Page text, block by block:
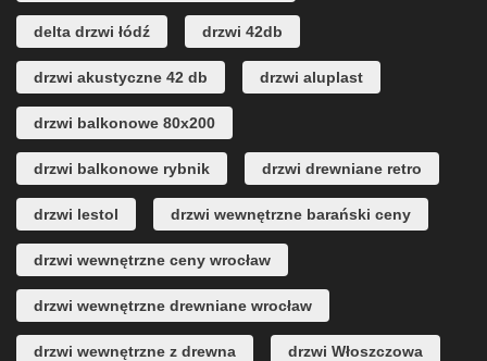
delta drzwi łódź drzwi 42db
drzwi akustyczne 42 db drzwi aluplast
drzwi balkonowe 80x200
drzwi balkonowe rybnik drzwi drewniane retro
drzwi lestol drzwi wewnętrzne barański ceny
drzwi wewnętrzne ceny wrocław
drzwi wewnętrzne drewniane wrocław
drzwi wewnętrzne z drewna drzwi Włoszczowa